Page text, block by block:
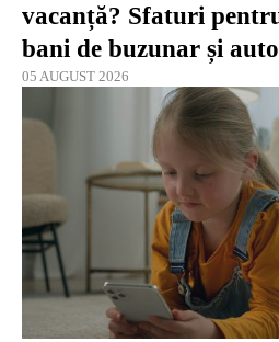
vacanță? Sfaturi
bani de buzunar și
05 AUGUST 2026